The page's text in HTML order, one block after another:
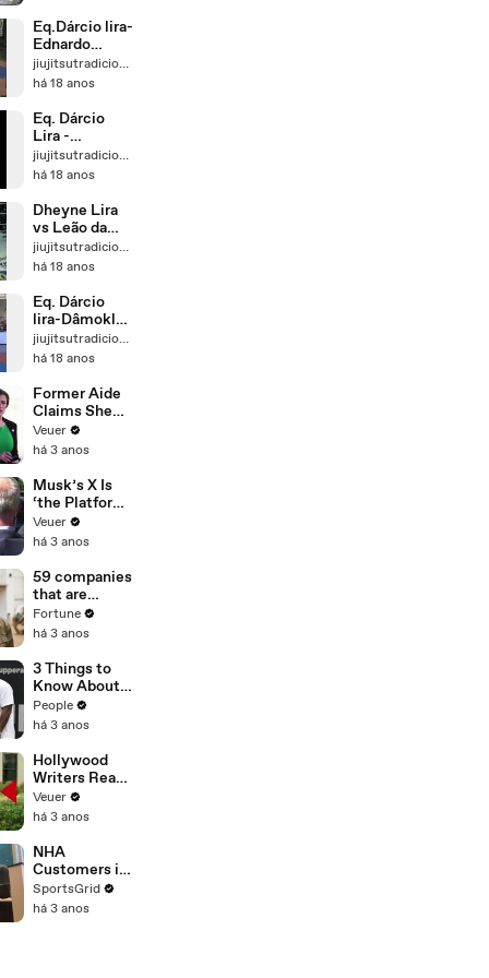
do jiu-jitsu e
do judô e
revela novos
talentos para
a Paraíba
Eq.Dárcio lira-
Ednardo
baiano x
Antônio buiú-
jiujitsutradicional2
há 18 anos
Eq. Dárcio
Lira -
Darlynson Lira
- campeão
jiujitsutradicional2
há 18 anos
Dheyne Lira
vs Leão da
Paraíba -
GLADIATORS
jiujitsutradicional2
há 18 anos
Eq. Dárcio
lira-Dâmokles
Lira N/N 2007
jiujitsutradicional2
há 18 anos
Former Aide
Claims She
Was Asked to
Make a ‘Hit
Trump
Veuer
há 3 anos
Musk’s X Is
‘the Platform
With the
Largest Ratio
Misinformatio
n or
Disinformatio
n’ Amongst
All Social
Media
Platforms
Veuer
há 3 anos
59 companies
that are
changing the
world: From
Chobani
Fortune
há 3 anos
3 Things to
Know About
Coco Gauff's
Parents
People
há 3 anos
Hollywood
Writers Reach
‘Tentative
Agreement’
After 146 Day
Strike
Veuer
há 3 anos
NHA
Customers in
Limbo as
Company
SportsGrid
há 3 anos